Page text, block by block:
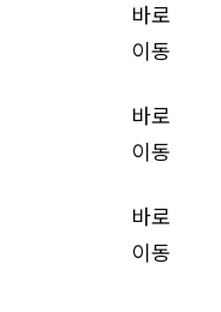
바로
이동
바로
이동
바로
이동